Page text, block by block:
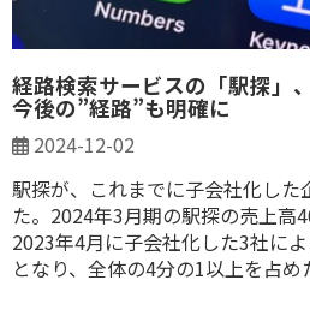
経路検索サービスの「駅探」
今後の”経路”も明確に
2024-12-02
駅探が、これまでに子会社化した
た。2024年3⽉期の駅探の売上高
2023年4月に子会社化した3社に
となり、全体の4分の1以上を占め